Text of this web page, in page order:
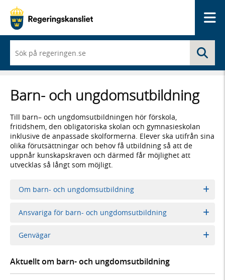
du
börjar
skriva
framträder
en
med
sökförslag
Barn- och ungdomsutbildning
Till barn– och ungdomsutbildningen hör förskola,
fritidshem, den obligatoriska skolan och gymnasieskolan
inklusive de anpassade skolformerna. Elever ska utifrån sina
olika förutsättningar och behov få utbildning så att de
uppnår kunskapskraven och därmed får möjlighet att
utvecklas så långt som möjligt.
Om barn- och ungdomsutbildning
Ansvariga för barn- och ungdomsutbildning
Genvägar
Aktuellt om barn- och ungdomsutbildning